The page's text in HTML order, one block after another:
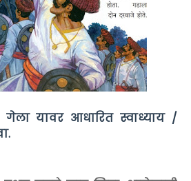
यावर आधारित स्वाध्याय /